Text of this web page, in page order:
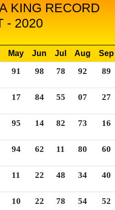
KING RECORD
- 2020
May Jun Jul Aug
Sep
91 98 78 92 89
17 84 55 07 27
95 14 82 73 16
94 62 11 80 60
11 22 48 34 40
10 22 78 54 52